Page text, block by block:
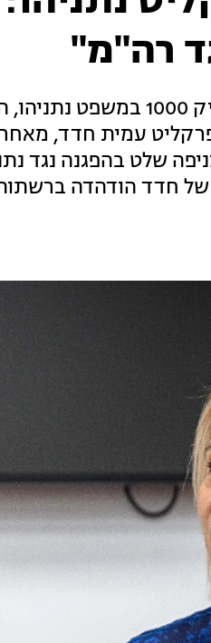
רה"מ"
פרסום ראשון: קליין, עדת מפתח
עמית חדד,
שלט בהפגנה נגד
של חדד הודהדה